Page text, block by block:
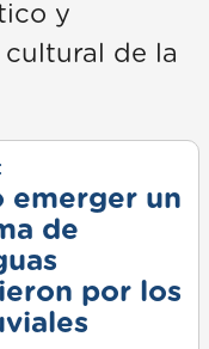
y
de la
emerger un
de
por los